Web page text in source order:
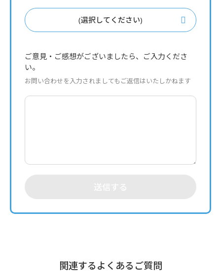
(選択してください)
ご意見・ご感想がございましたら、ご入力くださ
い。
お問い合わせを入力されましてもご返信はいたしかねます
送信する
関連するよくあるご質問